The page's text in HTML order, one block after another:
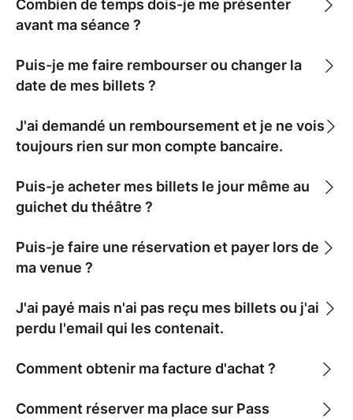
Combien de temps dois-je me présenter
avant ma séance ?
Puis-je me faire rembourser ou changer la
date de mes billets ?
J'ai demandé un remboursement et je ne vois
toujours rien sur mon compte bancaire.
Puis-je acheter mes billets le jour même au
guichet du théâtre ?
Puis-je faire une réservation et payer lors de
ma venue ?
J'ai payé mais n'ai pas reçu mes billets ou j'ai
perdu l'email qui les contenait.
Comment obtenir ma facture d'achat ?
Comment réserver ma place sur Pass